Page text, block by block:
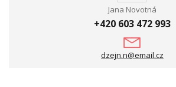
Jana Novotná
+420 603 472 993
dzejn.n@email.cz